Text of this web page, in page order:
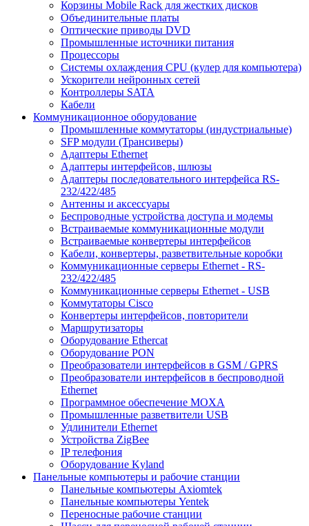
Корзины Mobile Rack для жестких дисков
Объединительные платы
Оптические приводы DVD
Промышленные источники питания
Процессоры
Системы охлаждения CPU (кулер для компьютера)
Ускорители нейронных сетей
Контроллеры SATA
Кабели
Коммуникационное оборудование
Промышленные коммутаторы (индустриальные)
SFP модули (Трансиверы)
Адаптеры Ethernet
Адаптеры интерфейсов, шлюзы
Адаптеры последовательного интерфейса RS-
232/422/485
Антенны и аксессуары
Беспроводные устройства доступа и модемы
Встраиваемые коммуникационные модули
Встраиваемые конвертеры интерфейсов
Кабели, конвертеры, разветвительные коробки
Коммуникационные серверы Ethernet - RS-
232/422/485
Коммуникационные серверы Ethernet - USB
Коммутаторы Cisco
Конвертеры интерфейсов, повторители
Маршрутизаторы
Оборудование Ethercat
Оборудование PON
Преобразователи интерфейсов в GSM / GPRS
Преобразователи интерфейсов в беспроводной
Ethernet
Программное обеспечение MOXA
Промышленные разветвители USB
Удлинители Ethernet
Устройства ZigBee
IP телефония
Оборудование Kyland
Панельные компьютеры и рабочие станции
Панельные компьютеры Axiomtek
Панельные компьютеры Yentek
Переносные рабочие станции